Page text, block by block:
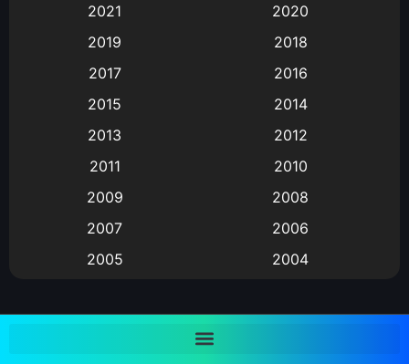
Animation อนิเมะ
Animation แอนิเมชัน
(9)
Big tits (นมใหญ่)
Bitch (ผู้หญิงร่าน)
2021
2020
2019
2018
2017
2016
2015
2014
2013
2012
2011
2010
2009
2008
2007
2006
2005
2004
2001
2000